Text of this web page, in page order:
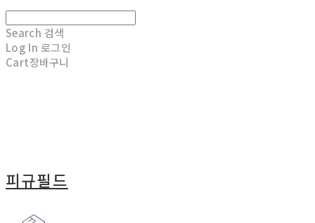
Search 검색
Log In 로그인
Cart장바구니
피규필드